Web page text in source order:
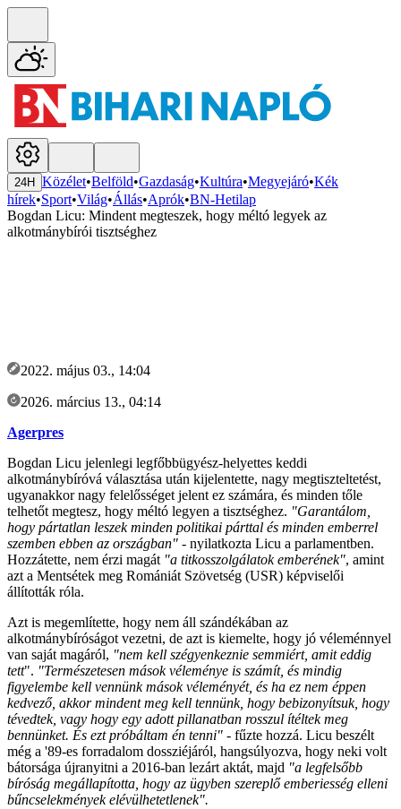
24H Közélet•Belföld•Gazdaság•Kultúra•Megyejáró•Kék
hírek•Sport•Világ•Állás•Aprók•BN-Hetilap
Bogdan Licu: Mindent megteszek, hogy méltó legyek az
alkotmánybírói tisztséghez
2022. május 03., 14:04
2026. március 13., 04:14
Agerpres
Bogdan Licu jelenlegi legfőbbügyész-helyettes keddi
alkotmánybíróvá választása után kijelentette, nagy megtiszteltetést,
ugyanakkor nagy felelősséget jelent ez számára, és minden tőle
telhetőt megtesz, hogy méltó legyen a tisztséghez. "Garantálom,
hogy pártatlan leszek minden politikai párttal és minden emberrel
szemben ebben az országban" - nyilatkozta Licu a parlamentben.
Hozzátette, nem érzi magát "a titkosszolgálatok emberének", amint
azt a Mentsétek meg Romániát Szövetség (USR) képviselői
állították róla.
Azt is megemlítette, hogy nem áll szándékában az
alkotmánybíróságot vezetni, de azt is kiemelte, hogy jó véleménnyel
van saját magáról, "nem kell szégyenkeznie semmiért, amit eddig
tett". "Természetesen mások véleménye is számít, és mindig
figyelembe kell vennünk mások véleményét, és ha ez nem éppen
kedvező, akkor mindent meg kell tennünk, hogy bebizonyítsuk, hogy
tévedtek, vagy hogy egy adott pillanatban rosszul ítéltek meg
bennünket. És ezt próbáltam én tenni" - fűzte hozzá. Licu beszélt
még a '89-es forradalom dossziéjáról, hangsúlyozva, hogy neki volt
bátorsága újranyitni a 2016-ban lezárt aktát, majd "a legfelsőbb
bíróság megállapította, hogy az ügyben szereplő emberiesség elleni
bűncselekmények elévülhetetlenek".